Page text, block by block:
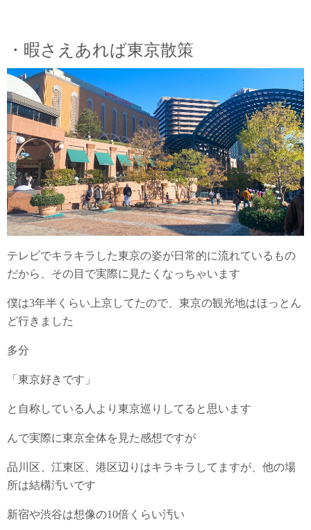
・暇さえあれば東京散策
テレビでキラキラした東京の姿が日常的に流れているもの
だから、その目で実際に見たくなっちゃいます
僕は3年半くらい上京してたので、東京の観光地はほっとん
ど行きました
多分
「東京好きです」
と自称している人より東京巡りしてると思います
んで実際に東京全体を見た感想ですが
品川区、江東区、港区辺りはキラキラしてますが、他の場
所は結構汚いです
新宿や渋谷は想像の10倍くらい汚い